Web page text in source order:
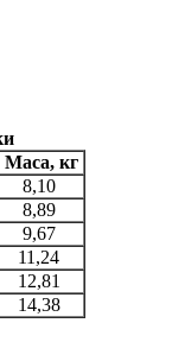
Маса, кг
8,10
8,89
9,67
11,24
12,81
14,38